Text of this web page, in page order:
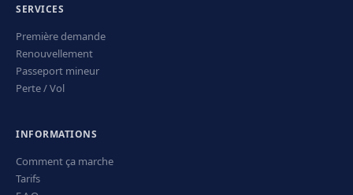
SERVICES
Première demande
Renouvellement
Passeport mineur
Perte / Vol
INFORMATIONS
Comment ça marche
Tarifs